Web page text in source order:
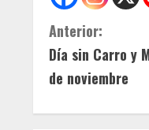
S
i
Anterior:
Día sin Carro y
de noviembre